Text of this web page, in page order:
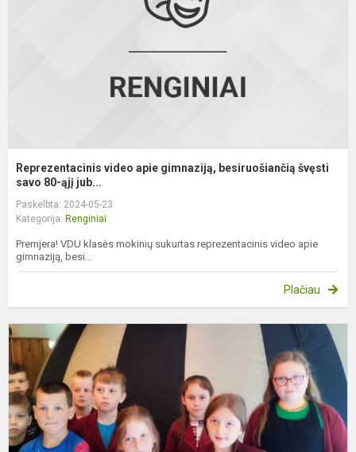
Reprezentacinis video apie gimnaziją, besiruošiančią švęsti
savo 80-ąjį jub...
Paskelbta: 2024-05-23
Kategorija: Renginiai
Premjera! VDU klasės mokinių sukurtas reprezentacinis video apie
gimnaziją, besi...
Plačiau